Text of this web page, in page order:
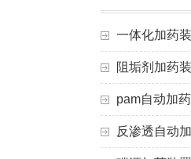
一体化加药
阻垢剂加药
pam自动加
反渗透自动